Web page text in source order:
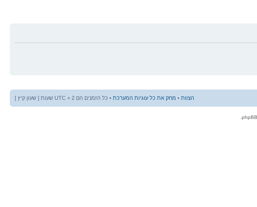
הצוות • מחק את כל עוגיות המערכת • כל הזמנים הם UTC + 2 שעות [ שעון קיץ ]